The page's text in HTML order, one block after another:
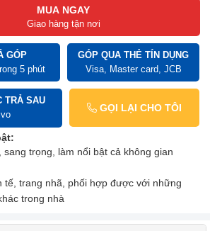
MUA NGAY
Giao hàng tận nơi
GÓP
5 phút
GÓP QUA THẺ TÍN DỤNG
Visa, Master card, JCB
TRẢ SAU
GỌI LẠI CHO TÔI
sang trọng, làm nổi bật cả không gian
tế, trang nhã, phối hợp được với những
trong nhà